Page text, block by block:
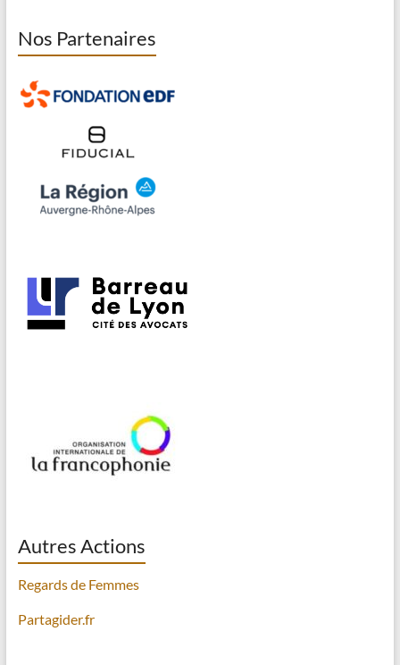
Nos Partenaires
Autres Actions
Regards de Femmes
Partagider.fr